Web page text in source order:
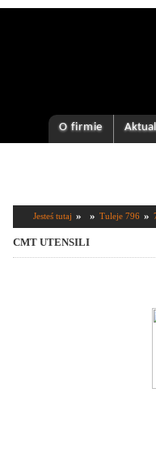
O firmie
Jesteś tutaj » » Tuleje 796 »
CMT UTENSILI